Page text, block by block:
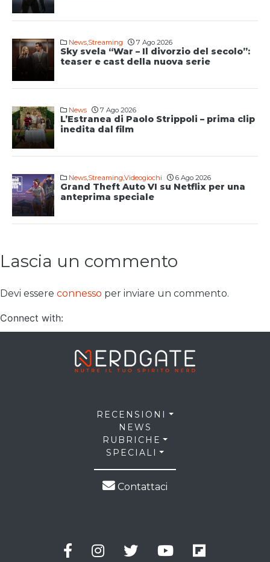
News,Streaming 7 Ago 2026
Sky svela “War – Il divorzio del secolo”:
teaser e cast della nuova serie
News 7 Ago 2026
L’Estranea di Paolo Strippoli – prima clip
inedita dal film
News,Streaming,Videogiochi 6 Ago 2026
Grand Theft Auto VI su Netflix per una
anteprima speciale
Lascia un commento
Devi essere connesso per inviare un commento.
Connect with:
RECENSIONI
NEWS
RUBRICHE
SPECIALI
Contattaci